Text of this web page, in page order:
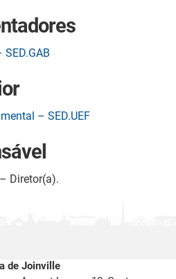
– SED.UEF
Diretor(a).
de Joinville